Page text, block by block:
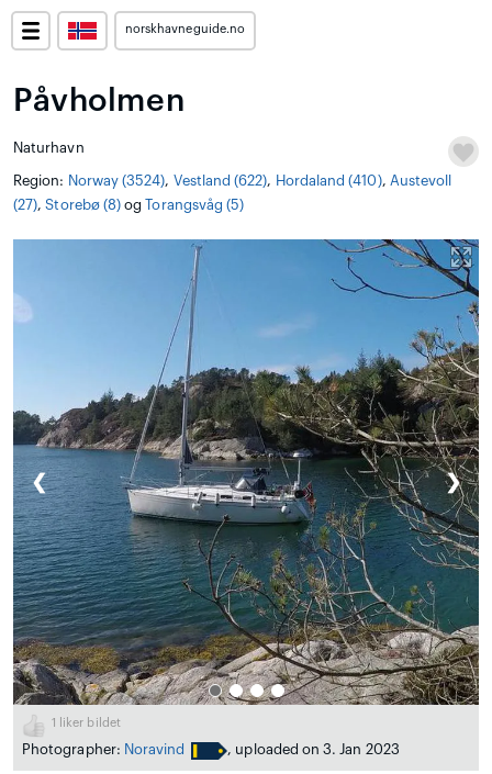
norskhavneguide.no
Påvholmen
Naturhavn
Region: Norway (3524), Vestland (622), Hordaland (410), Austevoll
(27),Storebø (8) ogTorangsvåg (5)
❮ ❯
1 liker bildet
Photographer: Noravind , uploaded on 3. Jan 2023